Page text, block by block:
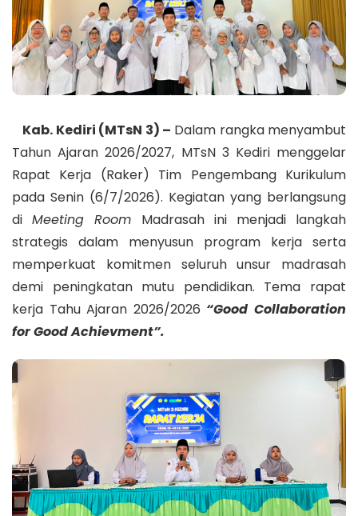
Kab. Kediri (MTsN 3) – Dalam rangka menyambut
Tahun Ajaran 2026/2027, MTsN 3 Kediri menggelar
Rapat Kerja (Raker) Tim Pengembang Kurikulum
pada Senin (6/7/2026). Kegiatan yang berlangsung
diMeeting Room Madrasah ini menjadi langkah
strategis dalam menyusun program kerja serta
memperkuat komitmen seluruh unsur madrasah
demi peningkatan mutu pendidikan. Tema rapat
kerja Tahu Ajaran 2026/2026 “Good Collaboration
for Good Achievment”.